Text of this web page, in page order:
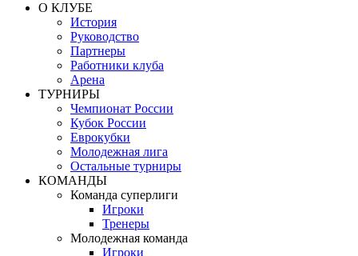
О КЛУБЕ
История
Руководство
Партнеры
Работники клуба
Арена
ТУРНИРЫ
Чемпионат России
Кубок России
Еврокубки
Молодежная лига
Остальные турниры
КОМАНДЫ
Команда суперлиги
Игроки
Тренеры
Молодежная команда
Игроки